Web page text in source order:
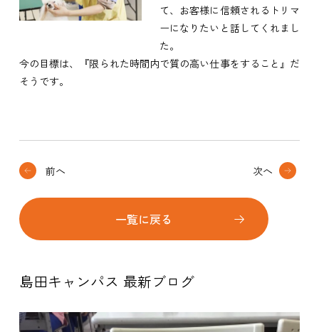
て、お客様に信頼されるトリマ
ーになりたいと話してくれまし
た。
今の目標は、『限られた時間内で質の高い仕事をすること』だ
そうです。
前へ
一覧に戻る
次へ
島田キャンパス 最新ブログ